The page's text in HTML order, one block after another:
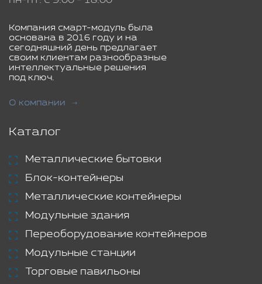
Компания смарт-модуль была
основана в 2016 году и на
сегодняшний день предлагает
своим клиентам разнообразные
интеллектуальные решения
под ключ.
О компании
Каталог
Металлические бытовки
Блок-контейнеры
Металлические контейнеры
Модульные здания
Переоборудование контейнеров
Модульные станции
Торговые павильоны